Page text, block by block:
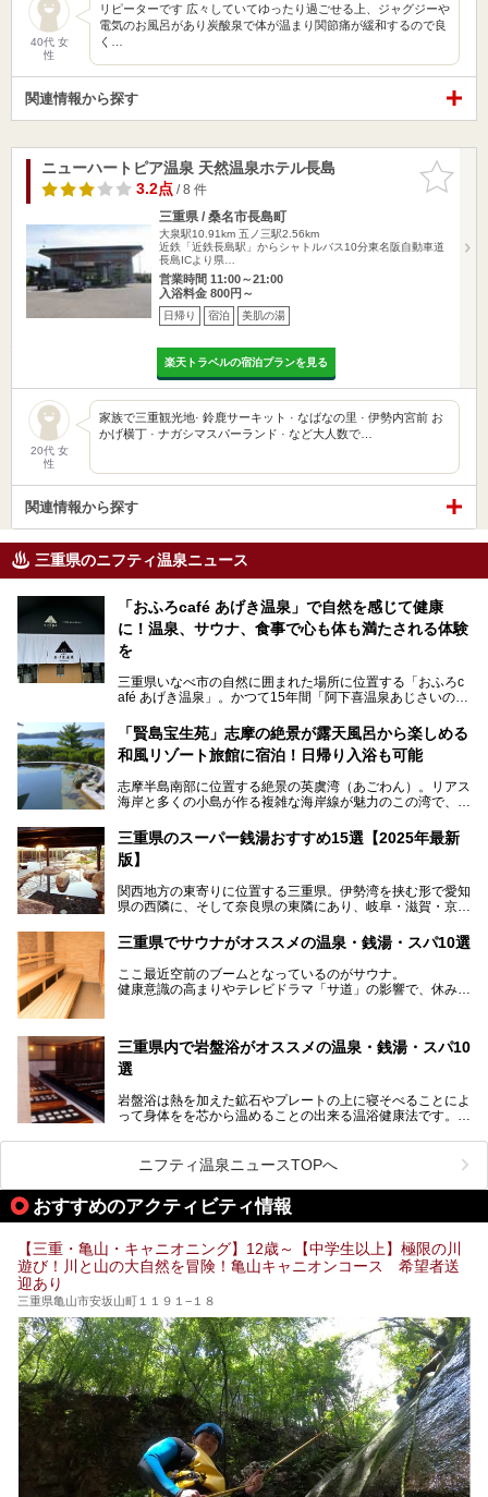
40代 女
性
リピーターです 広々していてゆったり過ごせる上、ジャグジーや
電気のお風呂があり炭酸泉で体が温まり関節痛が緩和するので良
く…
関連情報から探す
お気に入
りに追加
ニューハートピア温泉 天然温泉ホテル長島
3.2点/ 8 件
三重県 / 桑名市長島町
大泉駅10.91km 五ノ三駅2.56km
近鉄「近鉄長島駅」からシャトルバス10分東名阪自動車道
長島ICより県…
営業時間 11:00～21:00
入浴料金 800円～
日帰り 宿泊 美肌の湯
楽天トラベルの宿泊プランを見る
20代 女
性
家族で三重観光地· 鈴鹿サーキット · なばなの里 · 伊勢内宮前 お
かげ横丁 · ナガシマスパーランド · など大人数で…
関連情報から探す
三重県のニフティ温泉ニュース
「おふろcafé あげき温泉」で自然を感じて健康
に！温泉、サウナ、食事で心も体も満たされる体験
を
三重県いなべ市の自然に囲まれた場所に位置する「おふろc
afé あげき温泉」。かつて15年間「阿下喜温泉あじさいの
泊が楽しめる施設として2024年4月に新しく生まれ変わりま
した！
ていた施設……。今回は、地元の方から観光客まで楽しめる
「おふろcafé あげき温泉」をじっくりご紹介していきま
「賢島宝生苑」志摩の絶景が露天風呂から楽しめる
和風リゾート旅館に宿泊！日帰り入浴も可能
志摩半島南部に位置する絶景の英虞湾（あごわん）。リアス
海岸と多くの小島が作る複雑な海岸線が魅力のこの湾で、最
らも英虞湾が一望できる人気の旅館「賢島宝生苑（かしこじ
まほうじょうえん）」をご紹介します。日帰り入浴もできま
すよ！
───
提供元：賢島宝生苑【PR】
三重県のスーパー銭湯おすすめ15選【2025年最新
版】
関西地方の東寄りに位置する三重県。伊勢湾を挟む形で愛知
県の西隣に、そして奈良県の東隣にあり、岐阜・滋賀・京
伊勢神宮を擁する伊勢志摩や、世界遺産に登録された熊野古
道をはじめ、鳥羽水族館、忍者の里・伊賀、鈴鹿サーキッ
ト、松坂牛に伊勢海老……と、観光＆グルメの宝庫です。
東からも西からも訪れやすい三重県には、ハイクオリティな
スーパー銭湯がたくさん！お風呂も食事もコスパもいい、お
三重県でサウナがオススメの温泉・銭湯・スパ10選
ここ最近空前のブームとなっているのがサウナ。
健康意識の高まりやテレビドラマ「サ道」の影響で、休みの
いサウナのある温泉や銭湯、スパをご紹介。
気軽に立ち寄れてリラックス効果の高いサウナで、日頃の疲
れをリフレッシュしませんか？
三重県内で岩盤浴がオススメの温泉・銭湯・スパ10
選
岩盤浴は熱を加えた鉱石やプレートの上に寝そべることによ
って身体をを芯から温めることの出来る温浴健康法です。じ
果だけではなく、代謝が高まり健康や美容にも良い影響が期
待できます。今回はそんな岩盤浴にこだわった、三重県内の
オススメ温泉・銭湯・スパ10ヶ所を紹介させていただきま
す。
ニフティ温泉ニュースTOPへ
おすすめのアクティビティ情報
【三重・亀山・キャニオニング】12歳～【中学生以上】極限の川
遊び！川と山の大自然を冒険！亀山キャニオンコース 希望者送
迎あり
三重県亀山市安坂山町１１９１−１８